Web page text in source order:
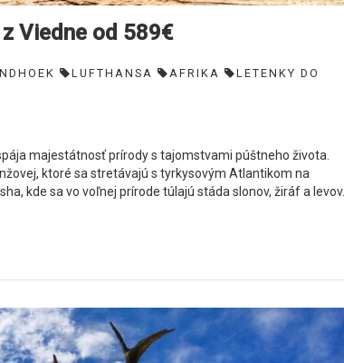
Viedne od 589€
LUFTHANSA AFRIKA
LETENKY DO
majestátnosť prírody s tajomstvami púštneho života.
ktoré sa stretávajú s tyrkysovým Atlantikom na
kde sa vo voľnej prírode túlajú stáda slonov, žiráf a levov.